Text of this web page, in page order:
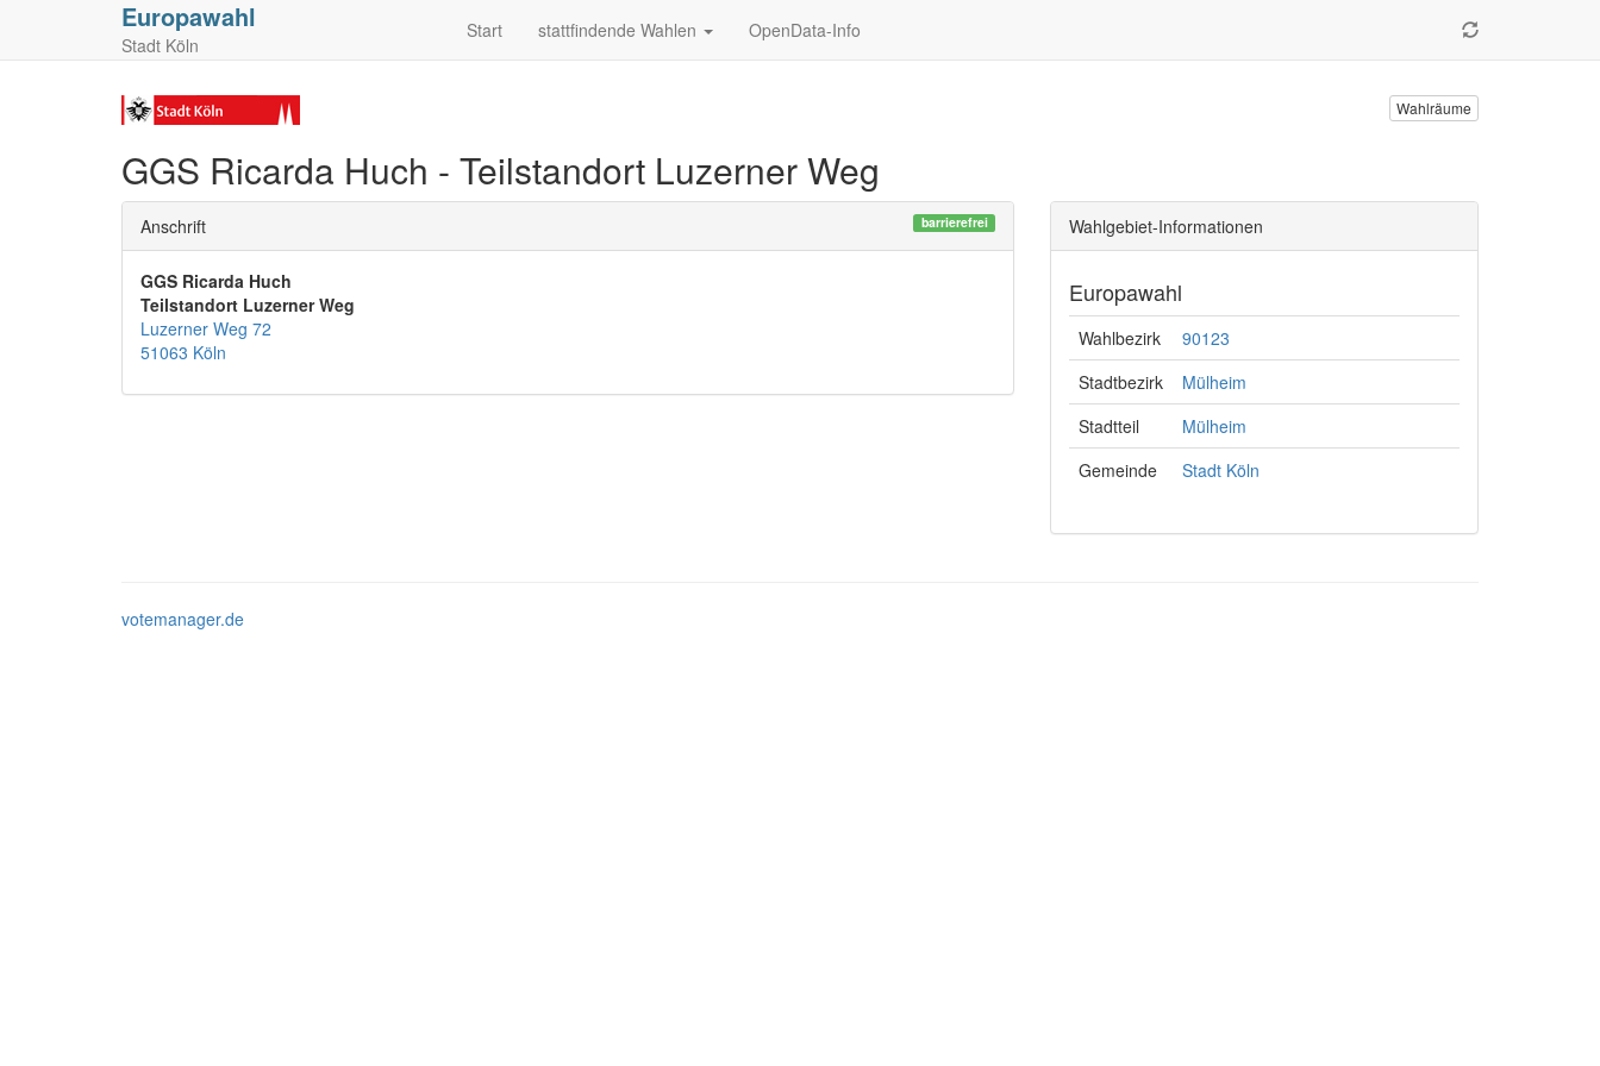
Europawahl
Stadt Köln
Start stattfindende Wahlen OpenData-Info
Wahlräume
GGS Ricarda Huch - Teilstandort Luzerner Weg
Anschrift barrierefrei
GGS Ricarda Huch
Teilstandort Luzerner Weg
Luzerner Weg 72
51063 Köln
Wahlgebiet-Informationen
Europawahl
Wahlbezirk
90123
Stadtbezirk
Mülheim
Stadtteil
Mülheim
Gemeinde
Stadt Köln
votemanager.de